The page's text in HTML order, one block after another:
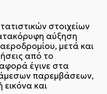
στοιχείων
αύξηση
μετά και
από το
έγινε στα
παρεμβάσεων,
εικόνα και